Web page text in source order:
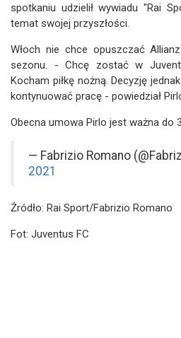
spotkaniu udzielił wywiadu "Rai
temat swojej przyszłości.
Włoch nie chce opuszczać
sezonu. - Chcę zostać w
Kocham piłkę nożną. Decyzję
kontynuować pracę - powiedział
Obecna umowa Pirlo jest ważna do
— Fabrizio Romano
2021
Źródło: Rai Sport/Fabrizio Romano
Fot: Juventus FC